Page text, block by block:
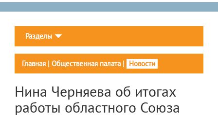
Разделы
Главная | Общественная палата | Новости
Нина Черняева об итогах
работы областного Союза